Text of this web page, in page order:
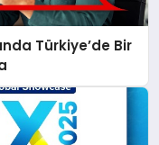
Türkiye’de Bir